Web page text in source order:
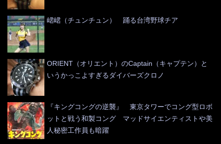
峮峮（チュンチュン） 踊る台湾野球チア
ORIENT（オリエント）のCaptain（キャプテン）と
いうかっこよすぎるダイバーズクロノ
『キングコングの逆襲』 東京タワーでコング型ロボ
ットと戦う和製コング マッドサイエンティストや美
人秘密工作員も暗躍